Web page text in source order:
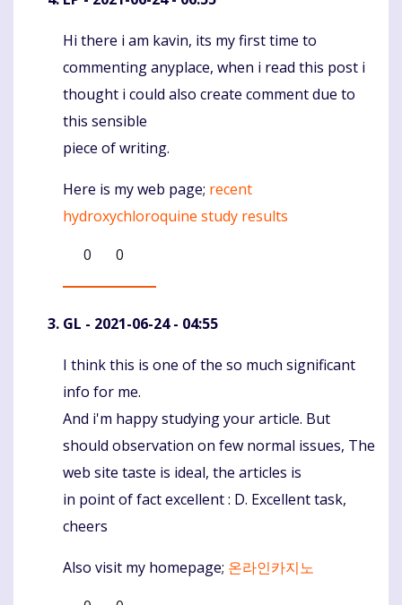
Komentaras
Hi there i am kavin, its my first time to
commenting anyplace, when i read this post i
thought i could also create comment due to
this sensible
piece of writing.
Here is my web page; recent
hydroxychloroquine study results
0
0
GL - 2021-06-24 - 04:55
Komentaras
I think this is one of the so much significant
info for me.
And i'm happy studying your article. But
should observation on few normal issues, The
web site taste is ideal, the articles is
in point of fact excellent : D. Excellent task,
cheers
Also visit my homepage; 온라인카지노